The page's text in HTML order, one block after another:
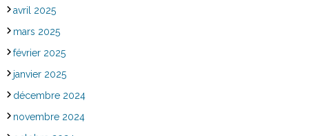
avril 2025
mars 2025
février 2025
janvier 2025
décembre 2024
novembre 2024